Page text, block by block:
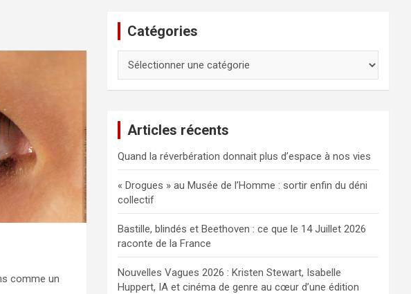
comme un
Catégories
Articles récents
Quand la réverbération donnait plus d’espace à nos vies
« Drogues » au Musée de l’Homme : sortir enfin du déni
collectif
Bastille, blindés et Beethoven : ce que le 14 Juillet 2026
raconte de la France
Nouvelles Vagues 2026 : Kristen Stewart, Isabelle
Huppert, IA et cinéma de genre au cœur d’une édition